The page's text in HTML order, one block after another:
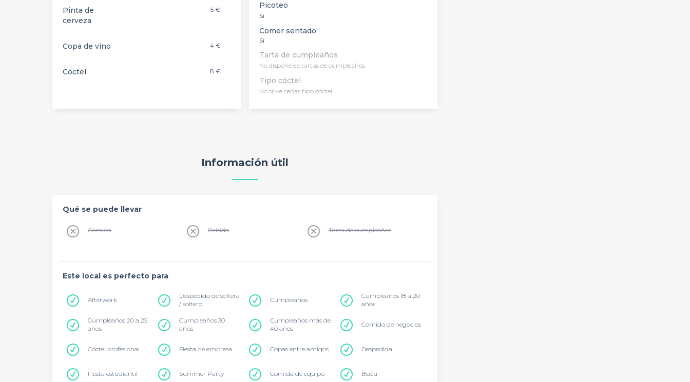
Pinta de
cerveza
5 €
Copa de vino 4 €
Cóctel 8 €
Picoteo
Sí
Comer sentado
Sí
Tarta de cumpleaños
No dispone de tartas de cumpleaños
Tipo cóctel
No sirve cenas tipo cóctel
Información útil
Qué se puede llevar
Comida Bebida Tarta de cumpleaños
Este local es perfecto para
Afterwork
Despedida de soltera
/ soltero
Cumpleaños
Cumpleaños 18 a 20
años
Cumpleaños 20 a 25
años
Cumpleaños 30
años
Cumpleaños más de
40 años
Comida de negocios
Cóctel profesional Fiesta de empresa Copas entre amigos Despedida
Fiesta estudiantil Summer Party Comida de equipo Boda